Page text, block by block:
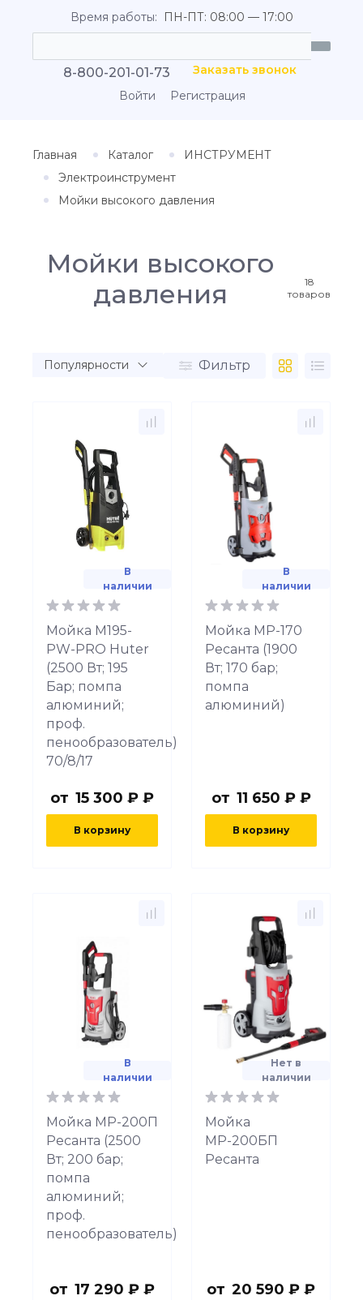
Время работы: ПН-ПТ: 08:00 — 17:00
8-800-201-01-73
Заказать звонок
Войти
Регистрация
Главная Каталог
ИНСТРУМЕНТ
Электроинструмент
Мойки высокого давления
Мойки высокого
давления
18
товаров
Фильтр
В
наличии
Мойка М195-
PW-PRO Huter
(2500 Вт; 195
Бар; помпа
алюминий;
проф.
пенообразователь)
70/8/17
от 15 300 ₽ ₽
В корзину
В
наличии
Мойка МР-170
Ресанта (1900
Вт; 170 бар;
помпа
алюминий)
от 11 650 ₽ ₽
В корзину
В
наличии
Мойка МР-200П
Ресанта (2500
Вт; 200 бар;
помпа
алюминий;
проф.
пенообразователь)
от 17 290 ₽ ₽
Нет в
наличии
Мойка
МР-200БП
Ресанта
от 20 590 ₽ ₽